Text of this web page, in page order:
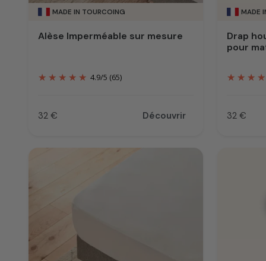
MADE IN TOURCOING
Alèse Imperméable sur mesure
4.9/5 (65)
Prix
32 € Découvrir
MADE
Drap
pour
Prix
32 €